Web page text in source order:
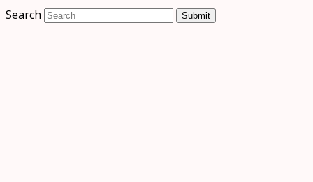
Search
Submit